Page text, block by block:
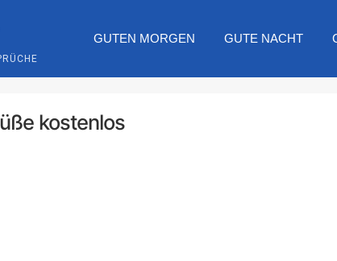
GUTEN MORGEN GUTE NACHT
kostenlos